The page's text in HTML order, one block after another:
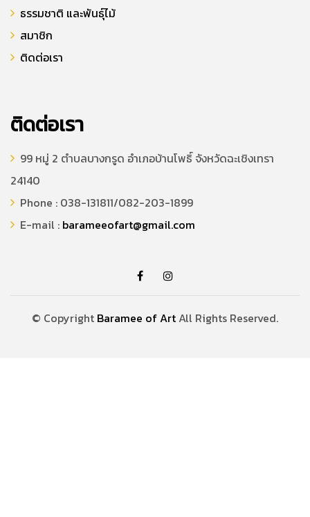
ธรรมชาติ และพันธุ์ไม้
สมาชิก
ติดต่อเรา
ติดต่อเรา
99 หมู่ 2 ตำบลบางกรูด อำเภอบ้านโพธิ์ จังหวัดฉะเชิงเทรา
24140
Phone : 038-131811/082-203-1899
E-mail : barameeofart@gmail.com
© Copyright Baramee of Art All Rights Reserved.